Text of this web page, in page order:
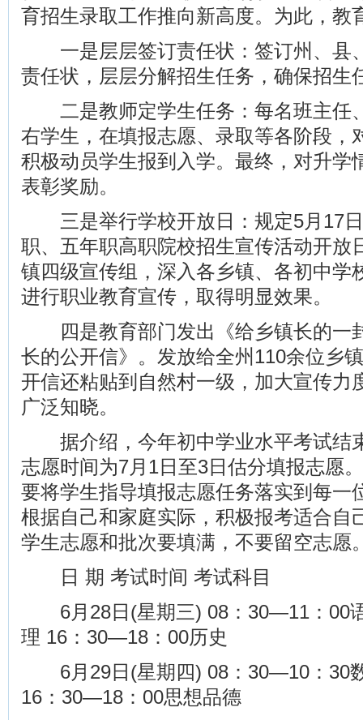
育招生录取工作推向新高度。为此，教
一是层层签订责任状：签订州、县
责任状，层层分解招生任务，确保招生
二是教师定学生任务：每名班主任
右学生，在填报志愿、录取等各阶段，
积极动员学生报到入学。最终，对升学
表彰奖励。
三是举行学校开放日：规定5月17日
职、五年职高职院校招生宣传活动开放
镇四级宣传组，深入各乡镇、各初中学
进行职业教育宣传，取得明显效果。
四是教育部门发出《给乡镇长的一
长的公开信》。发放给全州110余位乡
开信还粘贴到自然村一级，加大宣传力
广泛知晓。
据介绍，今年初中学业水平考试结
志愿时间为7月1日至3日估分填报志愿
要将学生指导填报志愿任务落实到每一
根据自己和家庭实际，积极报考适合自
学生志愿和批次要填满，不要留空志愿
日 期 考试时间 考试科目
6月28日(星期三) 08：30—11：00
理 16：30—18：00历史
6月29日(星期四) 08：30—10：30
16：30—18：00思想品德